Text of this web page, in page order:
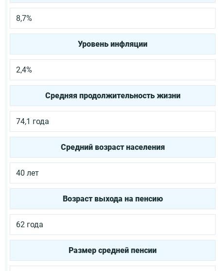
8,7%
Уровень инфляции
2,4%
Средняя продолжительность жизни
74,1 года
Средний возраст населения
40 лет
Возраст выхода на пенсию
62 года
Размер средней пенсии